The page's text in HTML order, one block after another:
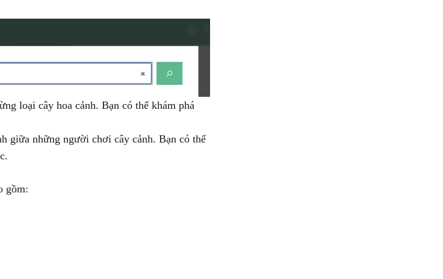
loại cây hoa cảnh. Bạn có thể khám phá
giữa những người chơi cây cảnh. Bạn có thể
gồm: